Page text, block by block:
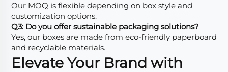
Our MOQ is flexible depending on box style and
customization options.
Q3: Do you offer sustainable packaging solutions?
Yes, our boxes are made from eco-friendly paperboard
and recyclable materials.
Elevate Your Brand with